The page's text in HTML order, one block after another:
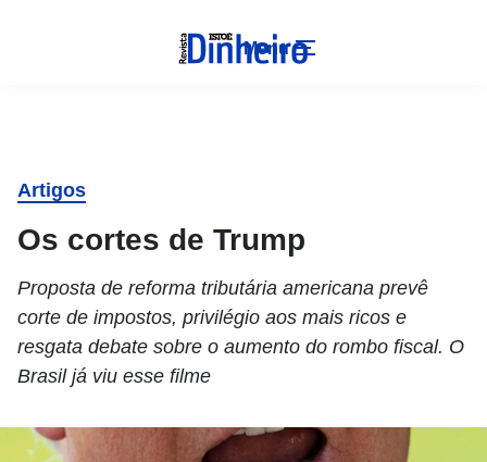
Menu
Artigos
Os cortes de Trump
Proposta de reforma tributária americana prevê
corte de impostos, privilégio aos mais ricos e
resgata debate sobre o aumento do rombo fiscal. O
Brasil já viu esse filme